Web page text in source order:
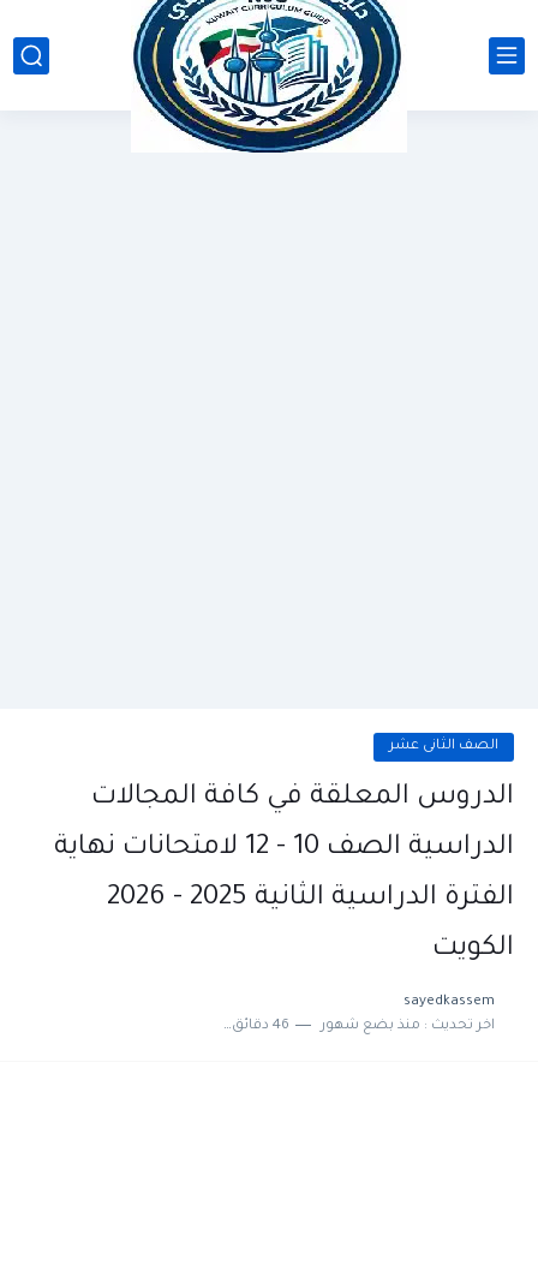
الصف الثانى عشر
الدروس المعلقة في كافة المجالات
الدراسية الصف 10 - 12 لامتحانات نهاية
الفترة الدراسية الثانية 2025 - 2026
الكويت
sayedkassem
اخر تحديث : منذ بضع شهور 46 دقائق للقراءة